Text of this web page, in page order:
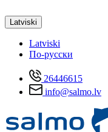
Latviski
Latviski
По-русски
26446615
info@salmo.lv